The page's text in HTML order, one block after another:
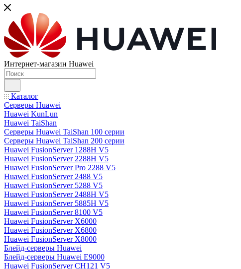
Интернет-магазин Huawei
Каталог
Серверы Huawei
Huawei KunLun
Huawei TaiShan
Серверы Huawei TaiShan 100 серии
Серверы Huawei TaiShan 200 серии
Huawei FusionServer 1288H V5
Huawei FusionServer 2288H V5
Huawei FusionServer Pro 2288 V5
Huawei FusionServer 2488 V5
Huawei FusionServer 5288 V5
Huawei FusionServer 2488H V5
Huawei FusionServer 5885H V5
Huawei FusionServer 8100 V5
Huawei FusionServer X6000
Huawei FusionServer X6800
Huawei FusionServer X8000
Блейд-серверы Huawei
Блейд-серверы Huawei E9000
Huawei FusionServer CH121 V5